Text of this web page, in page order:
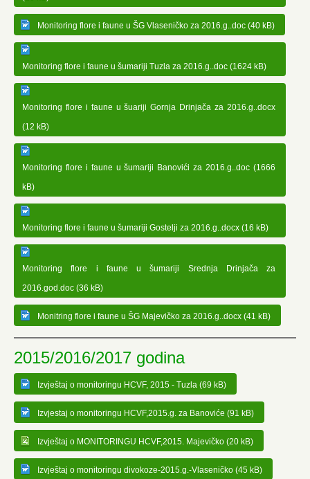
Monitoring flore i faune u ŠG Vlaseničko za 2016.g..doc (40 kB)
Monitoring flore i faune u šumariji Tuzla za 2016.g..doc (1624 kB)
Monitoring flore i faune u šuariji Gornja Drinjača za 2016.g..docx
(12 kB)
Monitoring flore i faune u šumariji Banovići za 2016.g..doc (1666
kB)
Monitoring flore i faune u šumariji Gostelji za 2016.g..docx (16 kB)
Monitoring flore i faune u šumariji Srednja Drinjača za
2016.god.doc (36 kB)
Monitring flore i faune u ŠG Majevičko za 2016.g..docx (41 kB)
2015/2016/2017 godina
Izvještaj o monitoringu HCVF, 2015 - Tuzla (69 kB)
Izvjestaj o monitoringu HCVF,2015.g. za Banoviće (91 kB)
Izvještaj o MONITORINGU HCVF,2015. Majevičko (20 kB)
Izvještaj o monitoringu divokoze-2015.g.-Vlaseničko (45 kB)